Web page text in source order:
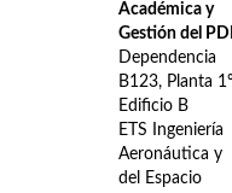
Académica y
Gestión del PDI
Dependencia
B123, Planta
Edificio B
ETS Ingeniería
Aeronáutica y
del Espacio